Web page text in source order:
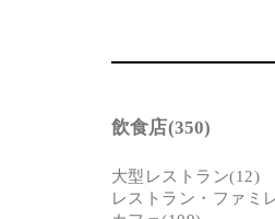
時のものです
難および近隣工
飲食店(350)
大型レストラン(12)
レストラン・ファミ